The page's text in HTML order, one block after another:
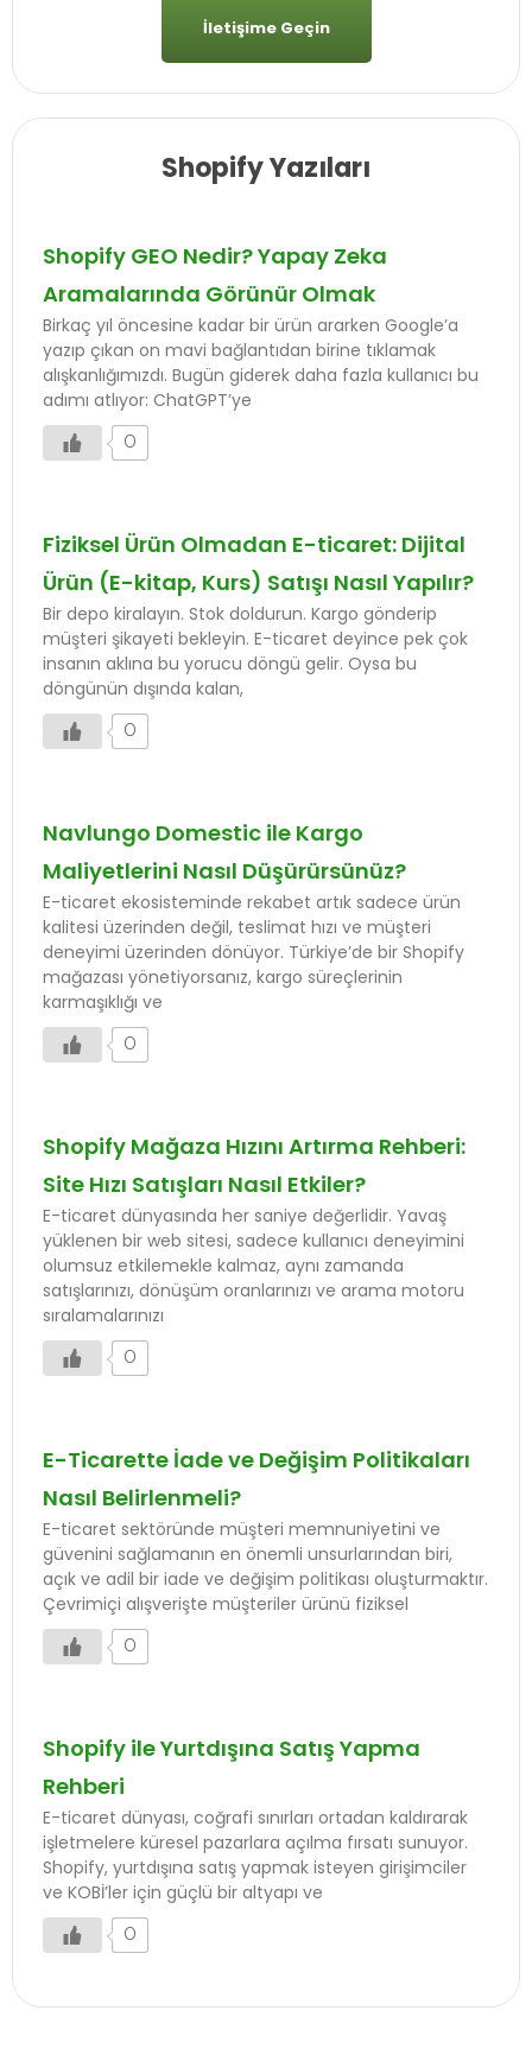
İletişime Geçin
Shopify Yazıları
Shopify GEO Nedir? Yapay Zeka
Aramalarında Görünür Olmak
Birkaç yıl öncesine kadar bir ürün ararken Google’a
yazıp çıkan on mavi bağlantıdan birine tıklamak
alışkanlığımızdı. Bugün giderek daha fazla kullanıcı bu
adımı atlıyor: ChatGPT’ye
0
Fiziksel Ürün Olmadan E-ticaret: Dijital
Ürün (E-kitap, Kurs) Satışı Nasıl Yapılır?
Bir depo kiralayın. Stok doldurun. Kargo gönderip
müşteri şikayeti bekleyin. E-ticaret deyince pek çok
insanın aklına bu yorucu döngü gelir. Oysa bu
döngünün dışında kalan,
0
Navlungo Domestic ile Kargo
Maliyetlerini Nasıl Düşürürsünüz?
E-ticaret ekosisteminde rekabet artık sadece ürün
kalitesi üzerinden değil, teslimat hızı ve müşteri
deneyimi üzerinden dönüyor. Türkiye’de bir Shopify
mağazası yönetiyorsanız, kargo süreçlerinin
karmaşıklığı ve
0
Shopify Mağaza Hızını Artırma Rehberi:
Site Hızı Satışları Nasıl Etkiler?
E-ticaret dünyasında her saniye değerlidir. Yavaş
yüklenen bir web sitesi, sadece kullanıcı deneyimini
olumsuz etkilemekle kalmaz, aynı zamanda
satışlarınızı, dönüşüm oranlarınızı ve arama motoru
sıralamalarınızı
0
E-Ticarette İade ve Değişim Politikaları
Nasıl Belirlenmeli?
E-ticaret sektöründe müşteri memnuniyetini ve
güvenini sağlamanın en önemli unsurlarından biri,
açık ve adil bir iade ve değişim politikası oluşturmaktır.
Çevrimiçi alışverişte müşteriler ürünü fiziksel
0
Shopify ile Yurtdışına Satış Yapma
Rehberi
E-ticaret dünyası, coğrafi sınırları ortadan kaldırarak
işletmelere küresel pazarlara açılma fırsatı sunuyor.
Shopify, yurtdışına satış yapmak isteyen girişimciler
ve KOBİ’ler için güçlü bir altyapı ve
0